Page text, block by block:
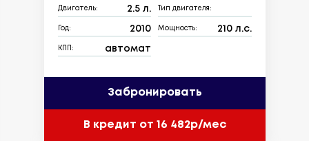
Двигатель: 2.5 л. Тип двигателя:
Год: 2010 Мощность: 210 л.с.
КПП: автомат
Забронировать
В кредит от 16 482р/мес